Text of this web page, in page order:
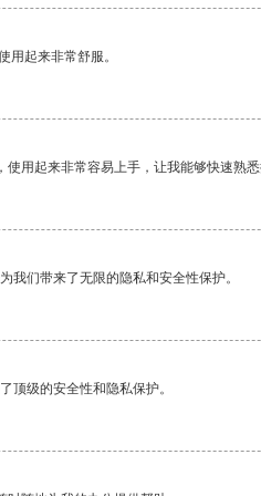
用起来非常舒服。
使用起来非常容易上手，让我能够快速熟
我们带来了无限的隐私和安全性保护。
顶级的安全性和隐私保护。